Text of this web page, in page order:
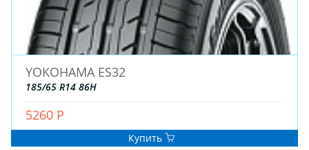
YOKOHAMA ES32
185/65 R14 86H
5260 Р
Купить